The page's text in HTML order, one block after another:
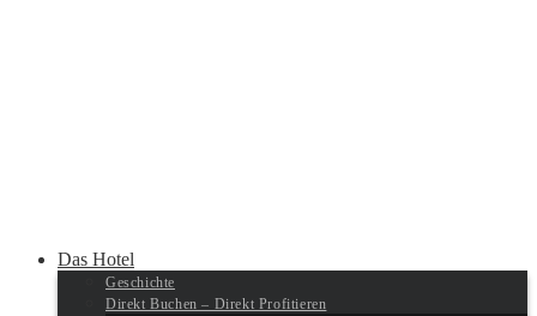
Das Hotel
Geschichte
Direkt Buchen – Direkt Profitieren